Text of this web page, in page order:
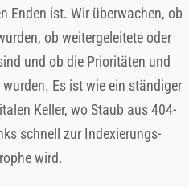
Enden ist. Wir überwachen, ob
ob weitergeleitete oder
und ob die Prioritäten und
Es ist wie ein ständiger
Keller, wo Staub aus 404-
schnell zur Indexierungs-
wird.